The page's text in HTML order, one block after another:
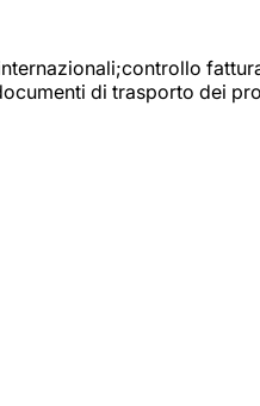
di trasporto dei